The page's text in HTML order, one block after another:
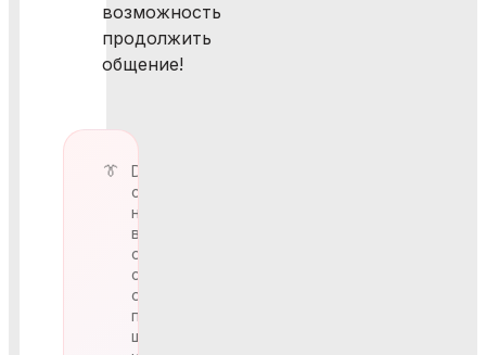
возможность
продолжить
общение!
Dress-
code
на
вечере:
отсутствие
спортивной
одежды,
пляжных
шорт